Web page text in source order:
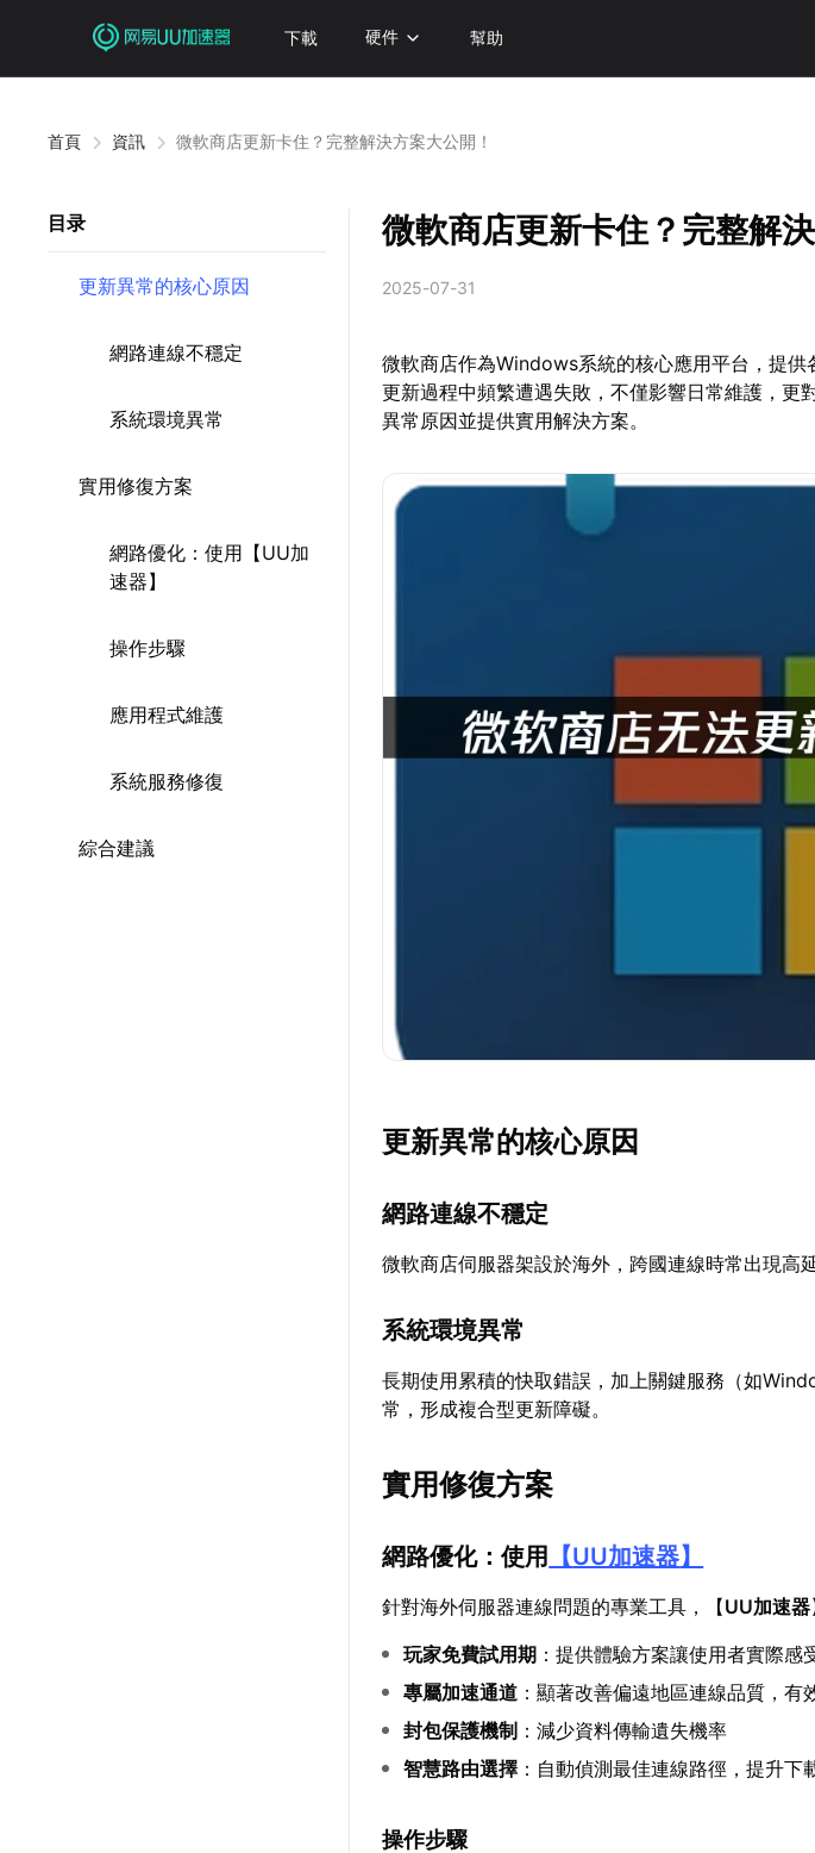
下載 硬件 幫助
首頁 資訊 微軟商店更新卡住？完整解決方案大公開！
目录
更新異常的核心原因
網路連線不穩定
系統環境異常
實用修復方案
網路優化：使用【UU加
速器】
操作步驟
應用程式維護
系統服務修復
綜合建議
微軟商店更新卡住？完整解
2025-07-31
微軟商店作為Windows系統的核心應用平台，提
更新過程中頻繁遭遇失敗，不僅影響日常維護，更
異常原因並提供實用解決方案。
更新異常的核心原因
網路連線不穩定
微軟商店伺服器架設於海外，跨國連線時常出現高
系統環境異常
長期使用累積的快取錯誤，加上關鍵服務（如
常，形成複合型更新障礙。
實用修復方案
網路優化：使用 【UU加速器】
針對海外伺服器連線問題的專業工具，【UU加速器
玩家免費試用期 ：提供體驗方案讓使用者實際感
專屬加速通道 ：顯著改善偏遠地區連線品質，有
封包保護機制 ：減少資料傳輸遺失機率
智慧路由選擇 ：自動偵測最佳連線路徑，提升下
操作步驟